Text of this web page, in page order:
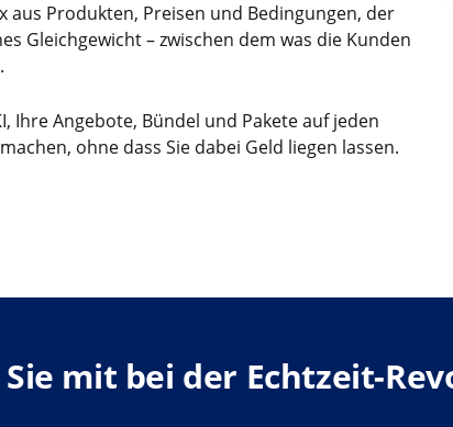
aus Produkten, Preisen und Bedingungen, der
Gleichgewicht – zwischen dem was die Kunden
Ihre Angebote, Bündel und Pakete auf jeden
ohne dass Sie dabei Geld liegen lassen.
mit bei der Echtzeit-